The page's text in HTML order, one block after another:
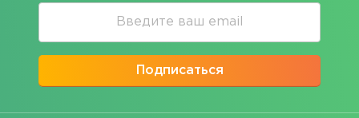
Подписаться